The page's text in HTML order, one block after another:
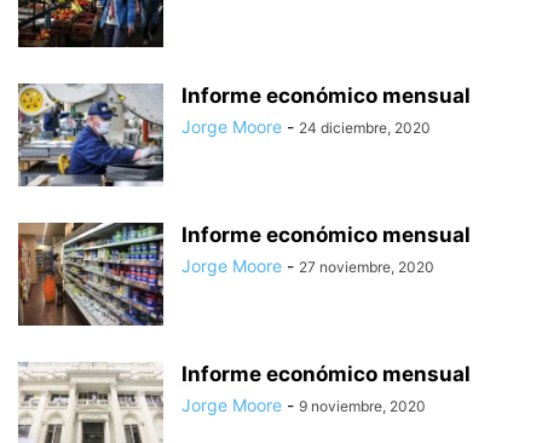
Informe económico mensual
Jorge Moore - 24 diciembre, 2020
Informe económico mensual
Jorge Moore - 27 noviembre, 2020
Informe económico mensual
Jorge Moore - 9 noviembre, 2020